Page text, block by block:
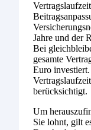
Jahre und der
Bei
gesamte
Euro
berücksichtigt.
Um
Sie lohnt, gilt